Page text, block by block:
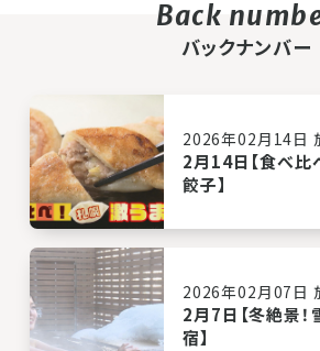
バックナンバー
2026年02月14日
2月14日【食べ比
餃子】
2026年02月07日
2月7日【冬絶景
宿】